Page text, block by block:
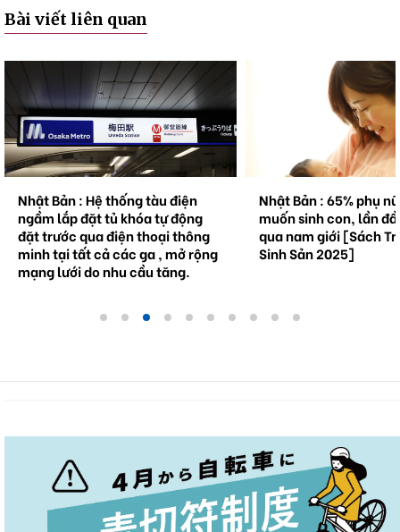
Bài viết liên quan
Nhật Bản : 65% phụ nữ không
muốn sinh con, lần đầu tiên vượt
qua nam giới [Sách Trắng về
Sinh Sản 2025]
Natto trở thành hiện
cầu . Bối cảnh và
tương lai.